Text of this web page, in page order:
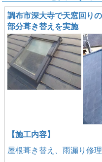
調布市深大寺で天窓回り
部分葺き替えを実施
【施工内容】
屋根葺き替え、雨漏り修